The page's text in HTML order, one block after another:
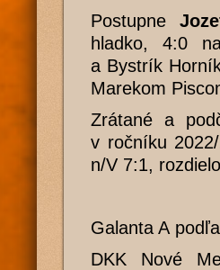
Postupne
hladko, 4:0
a Bystrík
Marekom
Zrátané a
v ročníku
n/V 7:1,
Galanta A
DKK Nové